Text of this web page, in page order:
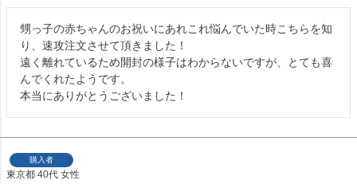
甥っ子の赤ちゃんのお祝いにあれこれ悩んでいた時こちらを知
り、速攻注文させて頂きました！
遠く離れているため開封の様子はわからないですが、とても喜
んでくれたようです。
本当にありがとうございました！
購入者
東京都 40代 女性